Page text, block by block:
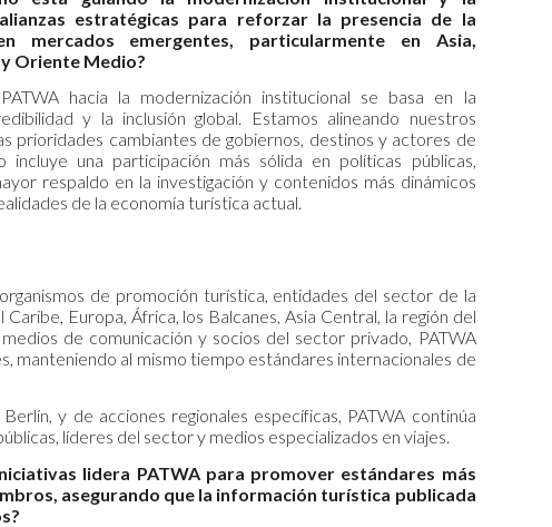
estratégicas para reforzar la presencia de la
mercados emergentes, particularmente en Asia,
Oriente Medio?
hacia la modernización institucional se basa en la
y la inclusión global. Estamos alineando nuestros
prioridades cambiantes de gobiernos, destinos y actores de
incluye una participación más sólida en políticas públicas,
respaldo en la investigación y contenidos más dinámicos
de la economía turística actual.
de promoción turística, entidades del sector de la
Europa, África, los Balcanes, Asia Central, la región del
de comunicación y socios del sector privado, PATWA
manteniendo al mismo tiempo estándares internacionales de
y de acciones regionales específicas, PATWA continúa
líderes del sector y medios especializados en viajes.
lidera PATWA para promover estándares más
asegurando que la información turística publicada